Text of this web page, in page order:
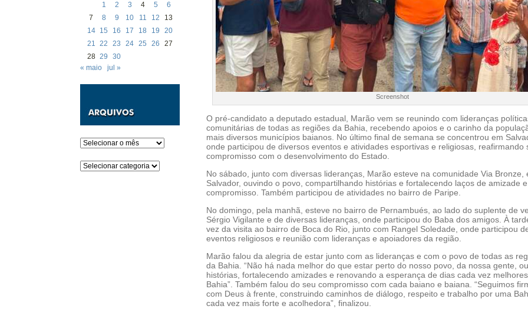
1
2 3 4 5
6
7
8 9 10 11 12
13
14
15 16 17 18 19
20
21 22 23 24 25 26
27
28 29
30
« maio
jul »
Arquivos
Categorias
Screenshot
O pré-candidato a deputado estadual, Marão vem se reunindo com lideranças
comunitárias de todas as regiões da Bahia, recebendo apoios e o carinho da
mais diversos municípios baianos. No último final de semana se concentrou em
onde participou de diversos eventos e atividades esportivas e religiosas, reafirmando
compromisso com o desenvolvimento do Estado.
No sábado, junto com diversas lideranças, Marão esteve na comunidade Via Bronze,
Salvador, ouvindo o povo, compartilhando histórias e fortalecendo laços de amizade e
compromisso. Também participou de atividades no bairro de Paripe.
No domingo, pela manhã, esteve no bairro de Pernambués, ao lado do suplente de
Sérgio Vigilante e de diversas lideranças, onde participou do Baba dos amigos. À
vez da visita ao bairro de Boca do Rio, junto com Rangel Soledade, onde participou
eventos religiosos e reunião com lideranças e apoiadores da região.
Marão falou da alegria de estar junto com as lideranças e com o povo de todas as
da Bahia. “Não há nada melhor do que estar perto do nosso povo, da nossa gente,
histórias, fortalecendo amizades e renovando a esperança de dias cada vez
Bahia”. Também falou do seu compromisso com cada baiano e baiana. “Seguimos
com Deus à frente, construindo caminhos de diálogo, respeito e trabalho por uma
cada vez mais forte e acolhedora”, finalizou.